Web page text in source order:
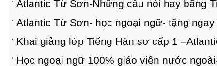
Atlantic Từ Sơn-Những câu nói hay bằng
Atlantic Từ Sơn- học ngoại ngữ- tặng
Khai giảng lớp Tiếng Hàn sơ cấp 1
Học ngoại ngữ 100% giáo viên nước